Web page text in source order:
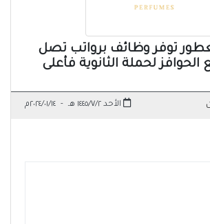
توفر وظائف برواتب تصل
الأحد ١٤٤٥/٧/٢ هـ - ٢٠٢٤/٠١/١٤م